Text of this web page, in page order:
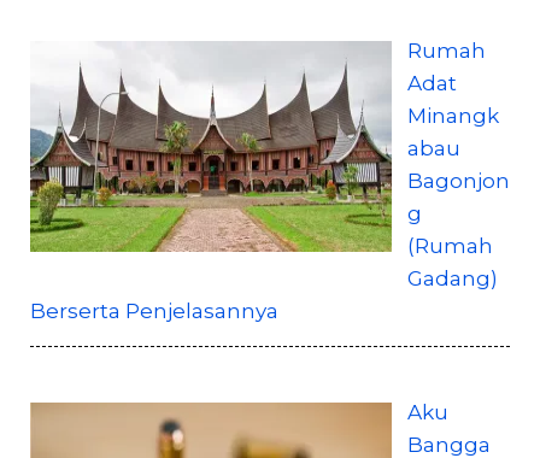
Rumah
Adat
Minangk
abau
Bagonjon
g
(Rumah
Gadang)
Berserta Penjelasannya
Aku
Bangga